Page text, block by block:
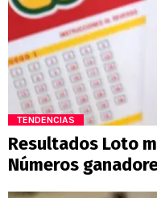
TENDENCIAS
Resultados Loto
Números